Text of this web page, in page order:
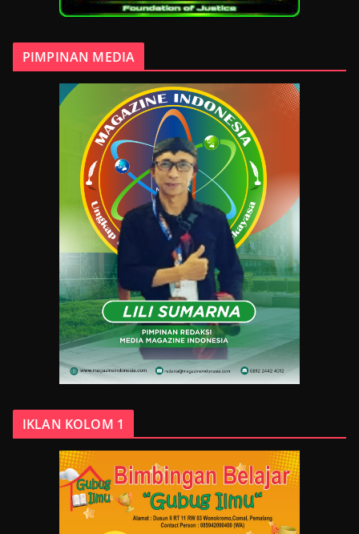
PIMPINAN MEDIA
IKLAN KOLOM 1